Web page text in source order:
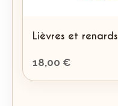
Lièvres et renards
18,00 €